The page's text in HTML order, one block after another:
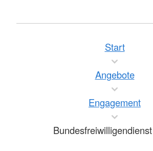
Start
Angebote
Engagement